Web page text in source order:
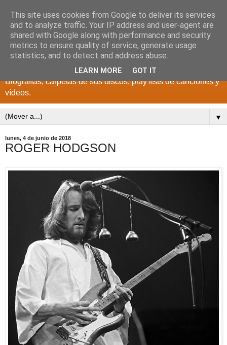
DISCOS PARA EL
RECUERDO
CANTANTES Y GRUPOS DE LOS AÑOS 1950 a 2022.
Biografías, carpetas de sus discos, play lists de canciones y
vídeos.
▼
lunes, 4 de junio de 2018
ROGER HODGSON
This site uses cookies from Google to deliver its services
and to analyze traffic. Your IP address and user-agent are
shared with Google along with performance and security
metrics to ensure quality of service, generate usage
statistics, and to detect and address abuse.
LEARN MORE GOT IT